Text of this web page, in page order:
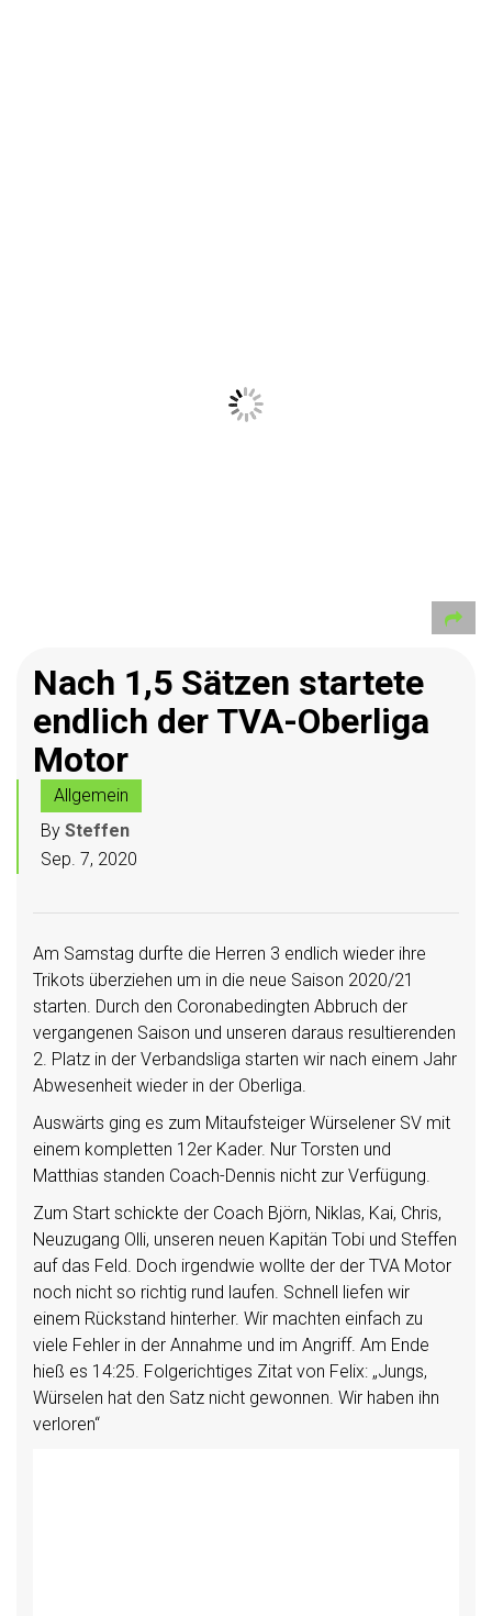
Nach 1,5 Sätzen startete
endlich der TVA-Oberliga
Motor
Allgemein
By Steffen
Sep. 7, 2020
Am Samstag durfte die Herren 3 endlich wieder ihre
Trikots überziehen um in die neue Saison 2020/21
starten. Durch den Coronabedingten Abbruch der
vergangenen Saison und unseren daraus resultierenden
2. Platz in der Verbandsliga starten wir nach einem Jahr
Abwesenheit wieder in der Oberliga.
Auswärts ging es zum Mitaufsteiger Würselener SV mit
einem kompletten 12er Kader. Nur Torsten und
Matthias standen Coach-Dennis nicht zur Verfügung.
Zum Start schickte der Coach Björn, Niklas, Kai, Chris,
Neuzugang Olli, unseren neuen Kapitän Tobi und Steffen
auf das Feld. Doch irgendwie wollte der der TVA Motor
noch nicht so richtig rund laufen. Schnell liefen wir
einem Rückstand hinterher. Wir machten einfach zu
viele Fehler in der Annahme und im Angriff. Am Ende
hieß es 14:25. Folgerichtiges Zitat von Felix: „Jungs,
Würselen hat den Satz nicht gewonnen. Wir haben ihn
verloren“